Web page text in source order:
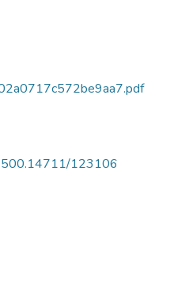
123106